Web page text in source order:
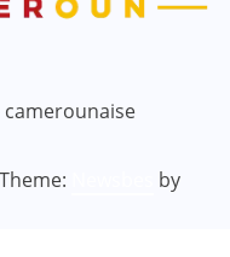
Theme:
by